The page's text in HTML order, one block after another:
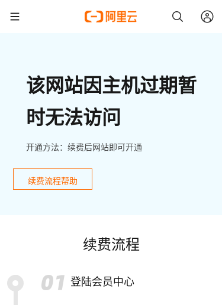
该网站因主机过期暂
时无法访问
开通方法：续费后网站即可开通
续费流程帮助
续费流程
登陆会员中心